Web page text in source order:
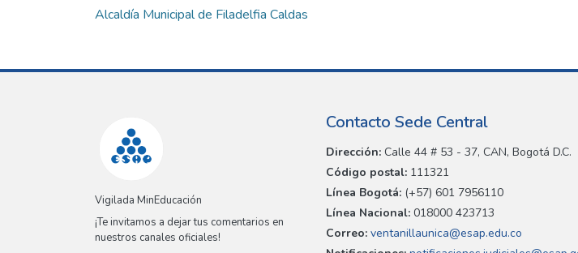
Alcaldía Municipal de Filadelfia Caldas
Vigilada MinEducación
¡Te invitamos a dejar tus comentarios en
nuestros canales oficiales!
Contacto Sede Central
Dirección: Calle 44 # 53 - 37, CAN, Bogotá D.C.
Código postal: 111321
Línea Bogotá: (+57) 601 7956110
Línea Nacional: 018000 423713
Correo: ventanillaunica@esap.edu.co